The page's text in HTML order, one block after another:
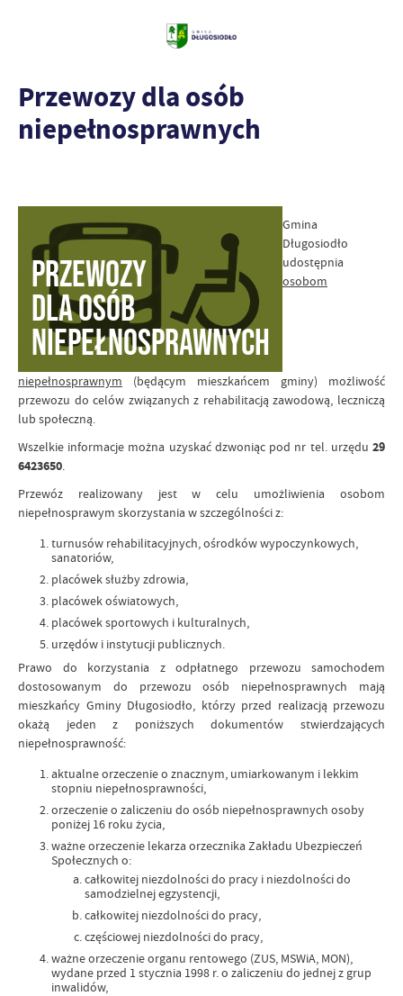
Przewozy dla osób
niepełnosprawnych
Gmina
Długosiodło
udostępnia
osobom
niepełnosprawnym (będącym mieszkańcem gminy) możliwość
przewozu do celów związanych z rehabilitacją zawodową, leczniczą
lub społeczną.
Wszelkie informacje można uzyskać dzwoniąc pod nr tel. urzędu 29
6423650.
Przewóz realizowany jest w celu umożliwienia osobom
niepełnosprawym skorzystania w szczególności z:
turnusów rehabilitacyjnych, ośrodków wypoczynkowych,
sanatoriów,
placówek służby zdrowia,
placówek oświatowych,
placówek sportowych i kulturalnych,
urzędów i instytucji publicznych.
Prawo do korzystania z odpłatnego przewozu samochodem
dostosowanym do przewozu osób niepełnosprawnych mają
mieszkańcy Gminy Długosiodło, którzy przed realizacją przewozu
okażą jeden z poniższych dokumentów stwierdzających
niepełnosprawność:
aktualne orzeczenie o znacznym, umiarkowanym i lekkim
stopniu niepełnosprawności,
orzeczenie o zaliczeniu do osób niepełnosprawnych osoby
poniżej 16 roku życia,
ważne orzeczenie lekarza orzecznika Zakładu Ubezpieczeń
Społecznych o:
całkowitej niezdolności do pracy i niezdolności do
samodzielnej egzystencji,
całkowitej niezdolności do pracy,
częściowej niezdolności do pracy,
ważne orzeczenie organu rentowego (ZUS, MSWiA, MON),
wydane przed 1 stycznia 1998 r. o zaliczeniu do jednej z grup
inwalidów,